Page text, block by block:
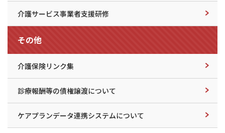
介護サービス事業者支援研修
その他
介護保険リンク集
診療報酬等の債権譲渡について
ケアプランデータ連携システムについて